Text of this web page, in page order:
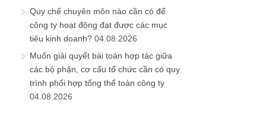
Quy chế chuyên môn nào cần có để
công ty hoạt động đạt được các mục
tiêu kinh doanh? 04.08.2026
Muốn giải quyết bài toán hợp tác giữa
các bộ phận, cơ cấu tổ chức cần có quy
trình phối hợp tổng thể toàn công ty
04.08.2026